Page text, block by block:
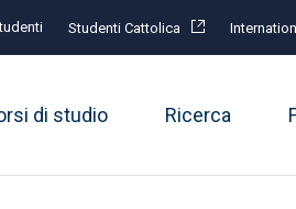
Studenti Cattolica
di studio Ricerca